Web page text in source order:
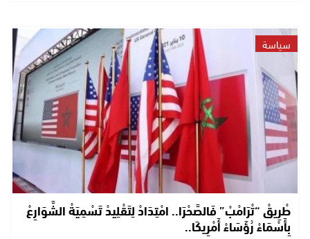
سياسة
طْرِيقْ “تْرَامْبْ” فَالصَّحْرَا.. امْتِدَادْ لِتَقْلِيدْ تَسْمِيَةْ الشَّوَارِعْ
بِأَسْمَاءْ رُؤَسَاءْ أَمْرِيكَا..